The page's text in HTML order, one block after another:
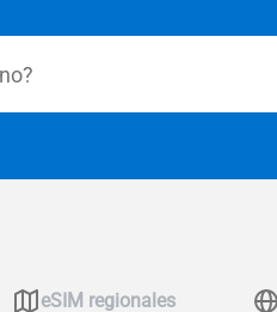
eSIM regionales